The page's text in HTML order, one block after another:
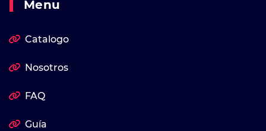
Menu
Catalogo
Nosotros
FAQ
Guía